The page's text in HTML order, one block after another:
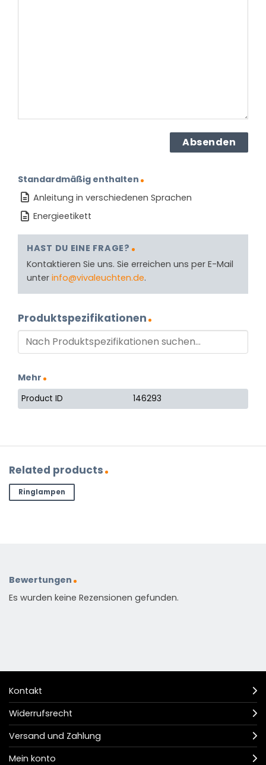
Standardmäßig enthalten
Anleitung in verschiedenen Sprachen
Energieetikett
HAST DU EINE FRAGE?
Kontaktieren Sie uns. Sie erreichen uns per E-Mail
unter info@vivaleuchten.de.
Produktspezifikationen
Mehr
Product ID 146293
Related products
Ringlampen
Bewertungen
Es wurden keine Rezensionen gefunden.
Kontakt
Widerrufsrecht
Versand und Zahlung
Mein konto